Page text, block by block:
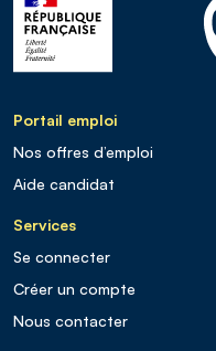
Portail emploi
Nos offres d’emploi
Aide candidat
Services
Se connecter
Créer un compte
Nous contacter